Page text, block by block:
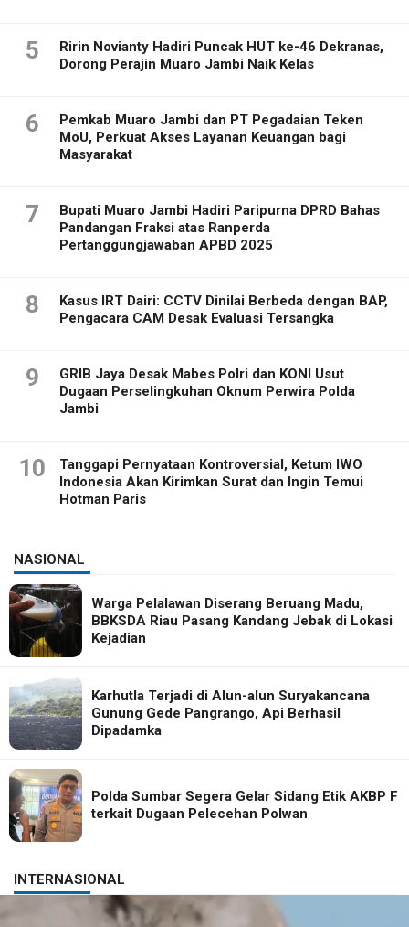
5
Ririn Novianty Hadiri Puncak HUT ke-46 Dekranas,
Dorong Perajin Muaro Jambi Naik Kelas
6
Pemkab Muaro Jambi dan PT Pegadaian Teken
MoU, Perkuat Akses Layanan Keuangan bagi
Masyarakat
7
Bupati Muaro Jambi Hadiri Paripurna DPRD Bahas
Pandangan Fraksi atas Ranperda
Pertanggungjawaban APBD 2025
8
Kasus IRT Dairi: CCTV Dinilai Berbeda dengan BAP,
Pengacara CAM Desak Evaluasi Tersangka
9
GRIB Jaya Desak Mabes Polri dan KONI Usut
Dugaan Perselingkuhan Oknum Perwira Polda
Jambi
10
Tanggapi Pernyataan Kontroversial, Ketum IWO
Indonesia Akan Kirimkan Surat dan Ingin Temui
Hotman Paris
NASIONAL
Warga Pelalawan Diserang Beruang Madu,
BBKSDA Riau Pasang Kandang Jebak di Lokasi
Kejadian
Karhutla Terjadi di Alun-alun Suryakancana
Gunung Gede Pangrango, Api Berhasil
Dipadamka
Polda Sumbar Segera Gelar Sidang Etik AKBP F
terkait Dugaan Pelecehan Polwan
INTERNASIONAL